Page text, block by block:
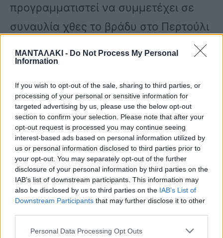
ΜΑΝΤΑΛΑΚΙ - Do Not Process My Personal
Information
If you wish to opt-out of the sale, sharing to third parties, or
processing of your personal or sensitive information for
targeted advertising by us, please use the below opt-out
section to confirm your selection. Please note that after your
opt-out request is processed you may continue seeing
interest-based ads based on personal information utilized by
us or personal information disclosed to third parties prior to
your opt-out. You may separately opt-out of the further
disclosure of your personal information by third parties on the
IAB’s list of downstream participants. This information may
also be disclosed by us to third parties on the IAB’s List of
Downstream Participants that may further disclose it to other
Personal Data Processing Opt Outs
προγραμματιστεί να συμμετέχει σε
συναυλία χθες το βράδυ στο Περτούλι
Τρικάλων, στο πλαίσιο δράσεων κατά
της ιδιωτικοποίησης του δάσους.
Ο γνωστός μουσικός των Τρικάλων
όμως, λίγες ώρες πριν την εκδήλωση
αισθάνθηκε έντονη αδιαθεσία.
Ο μουσικός μεταφέρθηκε σε
νοσοκομείο της Θεσσαλονίκης
προκειμένου να υποβληθεί σε
επέμβαση, αλλά τελικά έχασε τη